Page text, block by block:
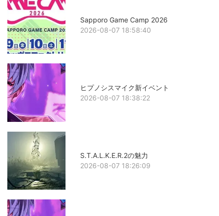
Sapporo Game Camp 2026
2026-08-07 18:58:40
ヒプノシスマイク新イベント
2026-08-07 18:38:22
S.T.A.L.K.E.R.2の魅力
2026-08-07 18:26:09